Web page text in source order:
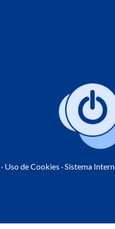
· Uso de Cookies · Sistema